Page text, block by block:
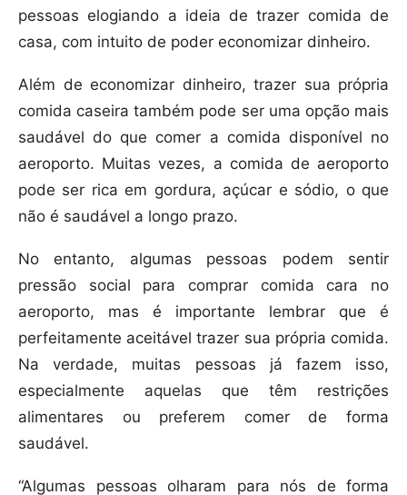
pessoas elogiando a ideia de trazer comida de
casa, com intuito de poder economizar dinheiro.
Além de economizar dinheiro, trazer sua própria
comida caseira também pode ser uma opção mais
saudável do que comer a comida disponível no
aeroporto. Muitas vezes, a comida de aeroporto
pode ser rica em gordura, açúcar e sódio, o que
não é saudável a longo prazo.
No entanto, algumas pessoas podem sentir
pressão social para comprar comida cara no
aeroporto, mas é importante lembrar que é
perfeitamente aceitável trazer sua própria comida.
Na verdade, muitas pessoas já fazem isso,
especialmente aquelas que têm restrições
alimentares ou preferem comer de forma
saudável.
“Algumas pessoas olharam para nós de forma